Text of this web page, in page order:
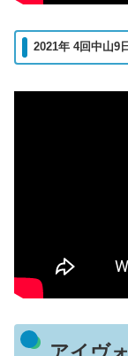
2021年 4回中山9